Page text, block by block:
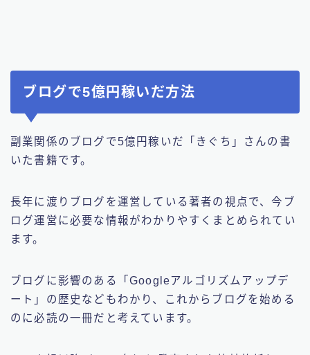
ブログで5億円稼いだ方法
副業関係のブログで5億円稼いだ「きぐち」さんの書
いた書籍です。
長年に渡りブログを運営している著者の視点で、今ブ
ログ運営に必要な情報がわかりやすくまとめられてい
ます。
ブログに影響のある「Googleアルゴリズムアップデ
ート」の歴史などもわかり、これからブログを始める
のに必読の一冊だと考えています。